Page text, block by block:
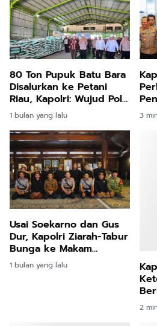
80 Ton Pupuk Batu Bara
Disalurkan ke Petani
Riau, Kapolri: Wujud Polri
Hadir untuk Masyarakat
1 bulan yang lalu 3
Usai Soekarno dan Gus
Dur, Kapolri Ziarah-Tabur
Bunga ke Makam
Soeharto
1 bulan yang lalu
2